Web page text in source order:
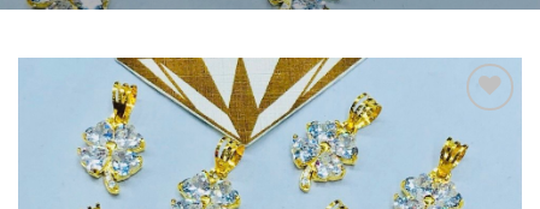
Add to
wishlist